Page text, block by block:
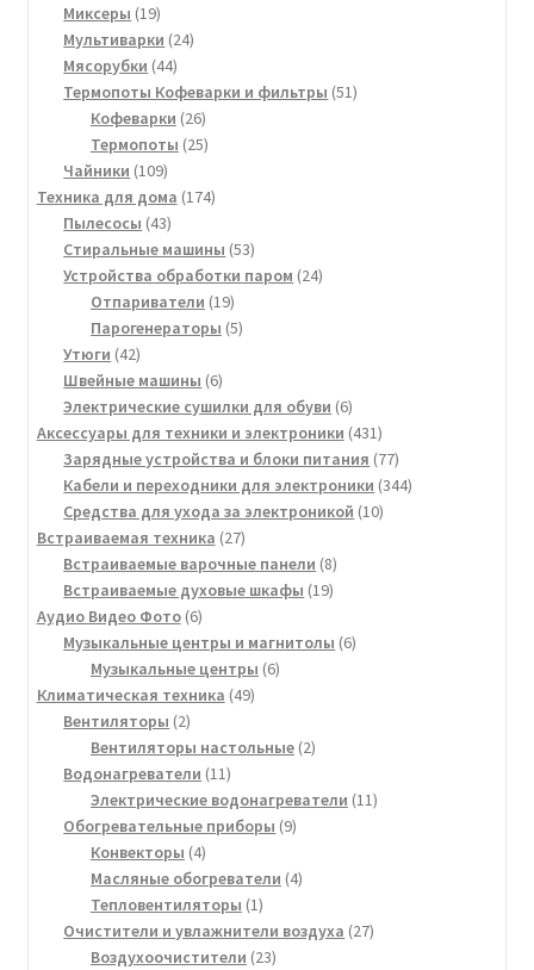
Миксеры 1919
товаров
Мультиварки 2424
Мясорубки 4444
товара
Термопоты Кофеварки и фильтры 5151
Кофеварки 2626
товаров
Термопоты 2525
Чайники 109109
товаров
Техника для дома 174174
Пылесосы 4343
товара
Стиральные машины 5353
товара
Устройства обработки паром 2424
Отпариватели 1919
товаров
Парогенераторы 55
Утюги 4242
товара
Швейные машины 66
товаров
Электрические сушилки для обуви 66
товаров
Аксессуары для техники и электроники 431431
товар
Зарядные устройства и блоки питания 7777
товаров
Кабели и переходники для электроники 344344
Средства для ухода за электроникой 1010
Встраиваемая техника 2727
товаров
Встраиваемые варочные панели 88
товаров
Встраиваемые духовые шкафы 1919
Аудио Видео Фото 66
товаров
Музыкальные центры и магнитолы 66
Музыкальные центры 66
Климатическая техника 4949
Вентиляторы 22
товара
Вентиляторы настольные 22
Водонагреватели 1111
товаров
Электрические водонагреватели 1111
Обогревательные приборы 99
Конвекторы 44
товара
Масляные обогреватели 44
Тепловентиляторы 11
товар
Очистители и увлажнители воздуха 2727
Воздухоочистители 2323